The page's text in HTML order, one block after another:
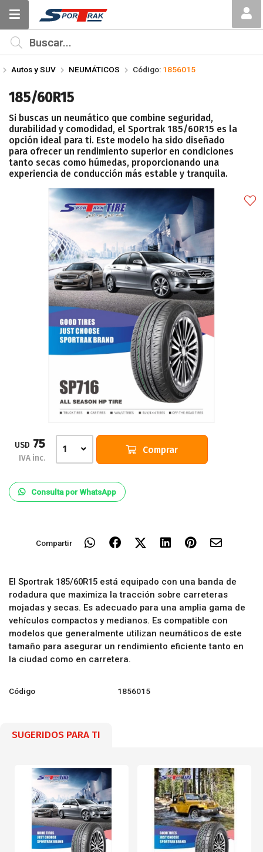
Compartir por email
Enviar
MI COMPRA
Autos y SUV NEUMÁTICOS Código: 1856015
185/60R15
Si buscas un neumático que combine seguridad,
durabilidad y comodidad, el Sportrak 185/60R15 es la
opción ideal para ti. Este modelo ha sido diseñado
para ofrecer un rendimiento superior en condiciones
tanto secas como húmedas, proporcionando una
experiencia de conducción más estable y tranquila.
USD 75
IVA inc.
1 Comprar
Consulta por WhatsApp
Compartir
El Sportrak 185/60R15 está equipado con una banda de
rodadura que maximiza la tracción sobre carreteras
mojadas y secas. Es adecuado para una amplia gama de
vehículos compactos y medianos. Es compatible con
modelos que generalmente utilizan neumáticos de este
tamaño para asegurar un rendimiento eficiente tanto en
la ciudad como en carretera.
Código 1856015
SUGERIDOS PARA TI